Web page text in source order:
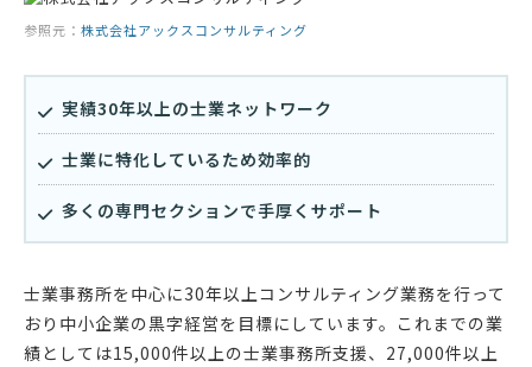
参照元： 株式会社アックスコンサルティング
実績30年以上の士業ネットワーク
士業に特化しているため効率的
多くの専門セクションで手厚くサポート
士業事務所を中心に30年以上コンサルティング業務を行って
おり中小企業の黒字経営を目標にしています。これまでの業
績としては15,000件以上の士業事務所支援、27,000件以上